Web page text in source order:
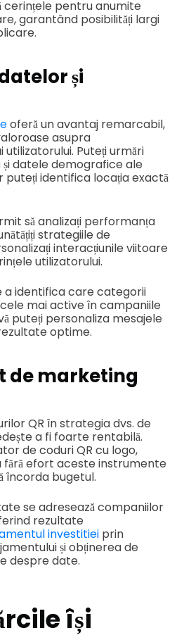
cerințele pentru anumite
garantând posibilități largi
și
oferă un avantaj remarcabil,
asupra
Puteți urmări
și datele demografice ale
puteți identifica locația exactă
să analizați performanța
strategiile de
interacțiunile viitoare
utilizatorului.
identifica care categorii
mai active în campaniile
puteți personaliza mesajele
optime.
de marketing
QR în strategia dvs. de
a fi foarte rentabilă.
de coduri QR cu logo,
fără efort aceste instrumente
încorda bugetul.
se adresează companiilor
rezultate
investitiei prin
și obținerea de
despre date.
își